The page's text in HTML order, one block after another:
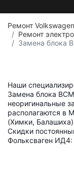
Ремонт Volkswagen
Ремонт
Замена блока
Наши
Замена блока
неоригинальные
располагаются в
(Химки,
Скидки
Фольксваген ИД4: